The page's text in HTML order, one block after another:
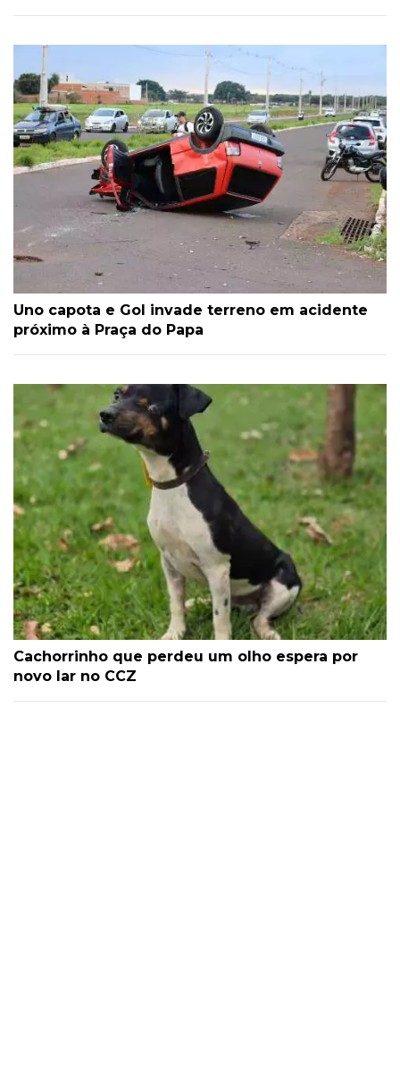
Uno capota e Gol invade terreno em acidente
próximo à Praça do Papa
Cachorrinho que perdeu um olho espera por
novo lar no CCZ